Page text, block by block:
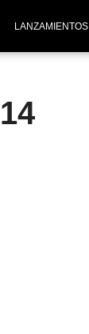
LANZAMIENTOS